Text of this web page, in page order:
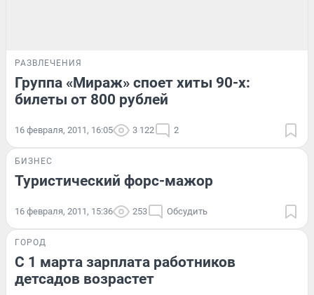
РАЗВЛЕЧЕНИЯ
Группа «Мираж» споет хиты 90-х:
билеты от 800 рублей
16 февраля, 2011, 16:05 3 122 2
БИЗНЕС
Туристический форс-мажор
16 февраля, 2011, 15:36 253 Обсудить
ГОРОД
C 1 марта зарплата работников
детсадов возрастет